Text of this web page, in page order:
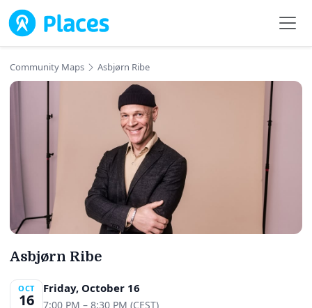
Skip to main content
Community Maps Asbjørn Ribe
Asbjørn Ribe
OCT
16
Friday, October 16
7:00 PM – 8:30 PM (CEST)